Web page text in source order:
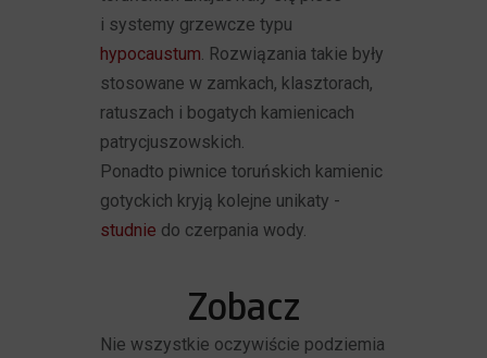
i systemy grzewcze typu
hypocaustum. Rozwiązania takie były
stosowane w zamkach, klasztorach,
ratuszach i bogatych kamienicach
patrycjuszowskich.
Ponadto piwnice toruńskich kamienic
gotyckich kryją kolejne unikaty -
studnie do czerpania wody.
Zobacz
Nie wszystkie oczywiście podziemia